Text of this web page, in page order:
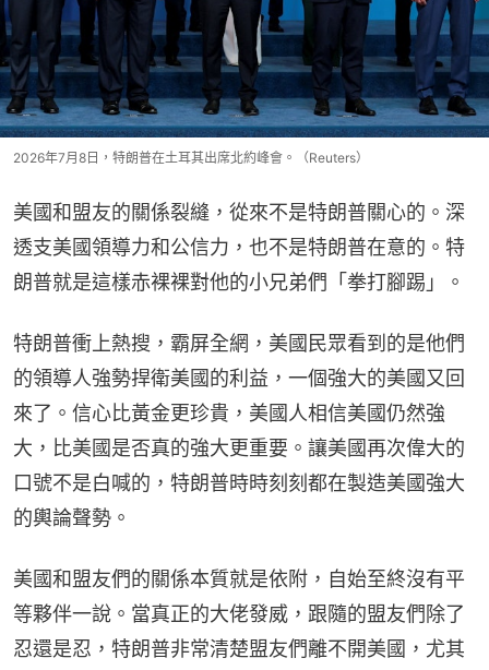
2026年7月8日，特朗普在土耳其出席北約峰會。（Reuters）
美國和盟友的關係裂縫，從來不是特朗普關心的。深
透支美國領導力和公信力，也不是特朗普在意的。特
朗普就是這樣赤裸裸對他的小兄弟們「拳打腳踢」。
特朗普衝上熱搜，霸屏全網，美國民眾看到的是他們
的領導人強勢捍衛美國的利益，一個強大的美國又回
來了。信心比黃金更珍貴，美國人相信美國仍然強
大，比美國是否真的強大更重要。讓美國再次偉大的
口號不是白喊的，特朗普時時刻刻都在製造美國強大
的輿論聲勢。
美國和盟友們的關係本質就是依附，自始至終沒有平
等夥伴一說。當真正的大佬發威，跟隨的盟友們除了
忍還是忍，特朗普非常清楚盟友們離不開美國，尤其